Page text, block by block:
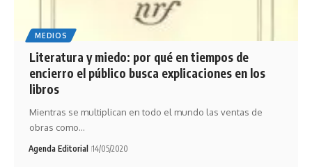
MEDIOS
Literatura y miedo: por qué en tiempos de
encierro el público busca explicaciones en los
libros
Mientras se multiplican en todo el mundo las ventas de
obras como…
Agenda Editorial 14/05/2020